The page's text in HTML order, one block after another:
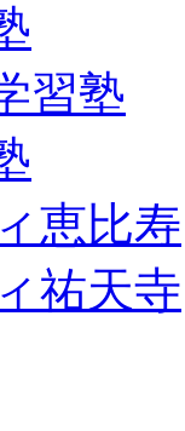
習塾
恵比寿
祐天寺